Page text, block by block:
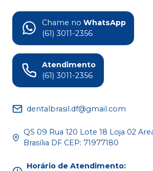
Chame no WhatsApp
(61) 3011-2356
Atendimento
(61) 3011-2356
dentalbrasil.df@gmail.com
QS 09 Rua 120 Lote 18 Loja 02
Brasília DF CEP: 71977180
Horário de Atendimento: